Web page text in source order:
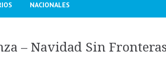
NACIONALES
– Navidad Sin